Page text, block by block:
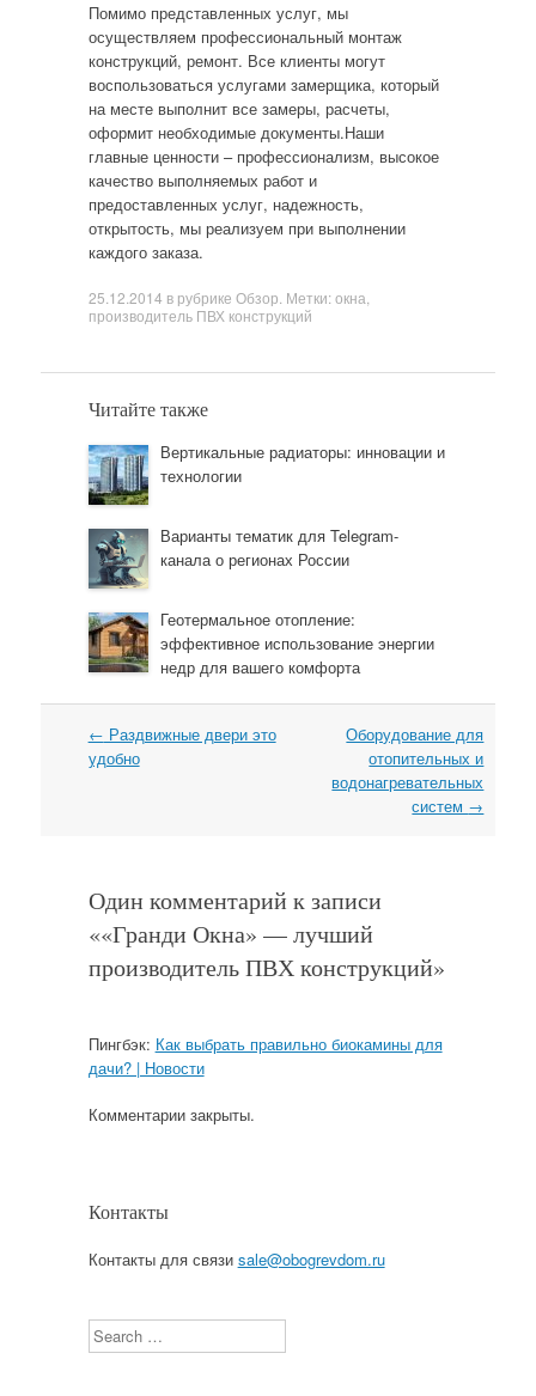
Помимо представленных услуг, мы
осуществляем профессиональный монтаж
конструкций, ремонт. Все клиенты могут
воспользоваться услугами замерщика, который
на месте выполнит все замеры, расчеты,
оформит необходимые документы.Наши
главные ценности – профессионализм, высокое
качество выполняемых работ и
предоставленных услуг, надежность,
открытость, мы реализуем при выполнении
каждого заказа.
25.12.2014 в рубрике Обзор . Метки:окна
производитель ПВХ конструкций
Читайте также
Вертикальные радиаторы: инновации и
технологии
Варианты тематик для Telegram-
канала о регионах России
Геотермальное отопление:
эффективное использование энергии
недр для вашего комфорта
Навигация
← Раздвижные двери это
удобно
Оборудование для
отопительных и
водонагревательных
систем →
Один комментарий к записи
««Гранди Окна» — лучший
производитель ПВХ конструкций»
Пингбэк: Как выбрать правильно биокамины для
дачи? | Новости
Комментарии закрыты.
Контакты
Контакты для связи sale@obogrevdom.ru
Search